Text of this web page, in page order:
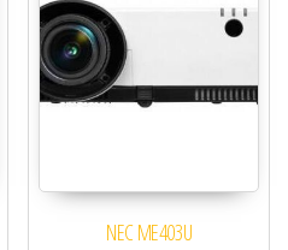
NEC ME403U